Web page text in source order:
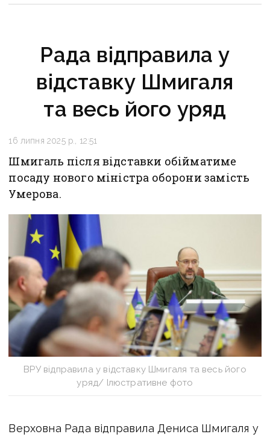
Рада відправила у
відставку Шмигаля
та весь його уряд
16 липня 2025 р., 12:51
Шмигаль після відставки обійматиме
посаду нового міністра оборони замість
Умерова.
ВРУ відправила у відставку Шмигаля та весь його
уряд/ Ілюстративне фото
Верховна Рада відправила Дениса Шмигаля у